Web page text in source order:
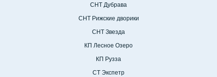
СНТ Дубрава
СНТ Рижские дворики
СНТ Звезда
КП Лесное Озеро
КП Рузза
СТ Экспетр